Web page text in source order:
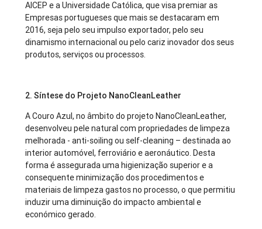
AICEP e a Universidade Católica, que visa premiar as
Empresas portugueses que mais se destacaram em
2016, seja pelo seu impulso exportador, pelo seu
dinamismo internacional ou pelo cariz inovador dos seus
produtos, serviços ou processos.
2. Síntese do Projeto NanoCleanLeather
A Couro Azul, no âmbito do projeto NanoCleanLeather,
desenvolveu pele natural com propriedades de limpeza
melhorada - anti-soiling ou self-cleaning – destinada ao
interior automóvel, ferroviário e aeronáutico. Desta
forma é assegurada uma higienização superior e a
consequente minimização dos procedimentos e
materiais de limpeza gastos no processo, o que permitiu
induzir uma diminuição do impacto ambiental e
económico gerado.